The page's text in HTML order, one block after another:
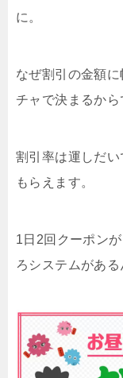
に。
なぜ割引の金額
チャで決まるから
割引率は運しだ
もらえます。
1日2回クーポン
ろシステムがある